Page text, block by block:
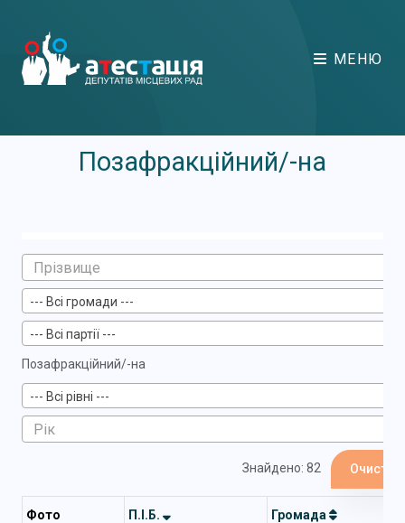
МЕНЮ
Позафракційний/-на
--- Всі громади ---
--- Всі партії ---
Позафракційний/-на
--- Всі рівні ---
Знайдено: 82
Фото П.І.Б. Громада